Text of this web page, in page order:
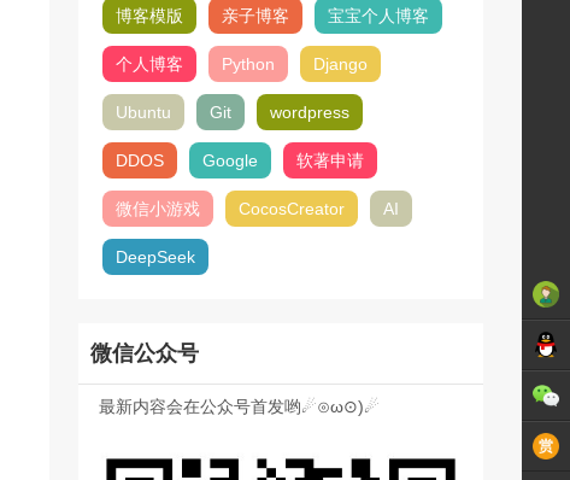
博客模版 亲子博客 宝宝个人博客
个人博客 Python Django
Ubuntu Git wordpress
DDOS Google 软著申请
微信小游戏 CocosCreator AI
DeepSeek
微信公众号
最新内容会在公众号首发哟☄⊙ω⊙)☄